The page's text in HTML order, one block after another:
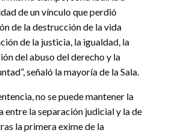
de un vínculo que perdió
de la destrucción de la vida
de la justicia, la igualdad, la
del abuso del derecho y la
señaló la mayoría de la Sala.
no se puede mantener la
la separación judicial y la de
la primera exime de la